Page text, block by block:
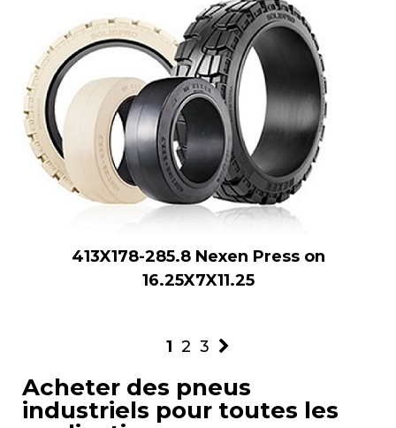
413X178-285.8 Nexen Press on
16.25X7X11.25
1 2 3
Acheter des pneus
industriels pour toutes les